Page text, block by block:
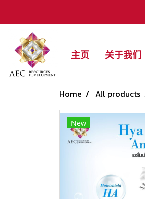
主页 关于我们
Home All products
New